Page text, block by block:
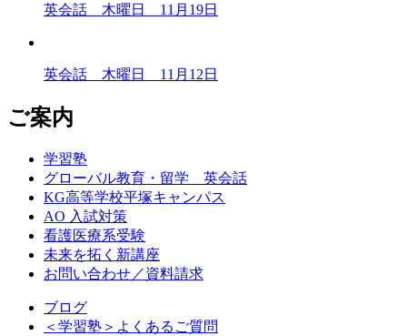
英会話 木曜日 11月19日
英会話 木曜日 11月12日
ご案内
学習塾
グローバル教育・留学 英会話
KG高等学校平塚キャンパス
AO 入試対策
看護医療系受験
未来を拓く新講座
お問い合わせ／資料請求
ブログ
＜学習塾＞よくあるご質問